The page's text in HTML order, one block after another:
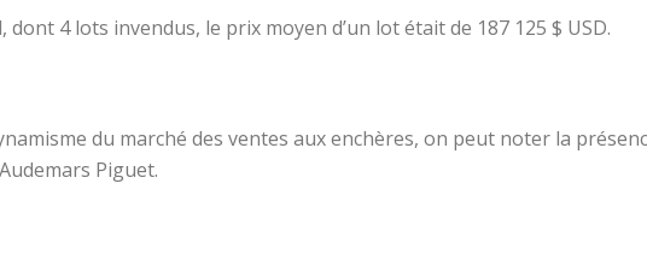
4 lots invendus, le prix moyen d’un lot était de 187 125 $ USD.
du marché des ventes aux enchères, on peut noter la
Piguet.